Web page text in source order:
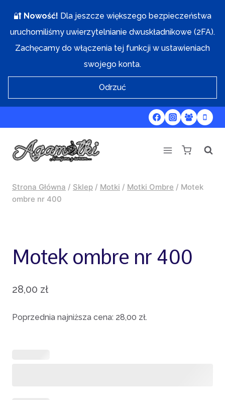
🔐 Nowość! Dla jeszcze większego bezpieczeństwa
uruchomiliśmy uwierzytelnianie dwuskładnikowe (2FA).
Zachęcamy do włączenia tej funkcji w ustawieniach
swojego konta.
Odrzuć
Strona Główna / Sklep / Motki / Motki Ombre / Motek
ombre nr 400
Motek ombre nr 400
28,00 zł
Poprzednia najniższa cena: 28,00 zł.